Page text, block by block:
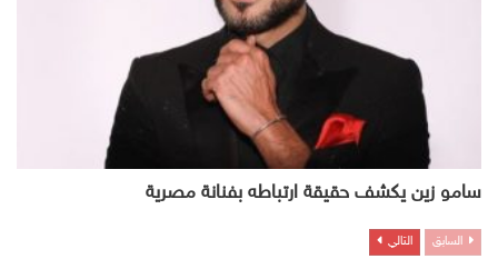
سامو زين يكشف حقيقة ارتباطه بفنانة مصرية
السابق التالي